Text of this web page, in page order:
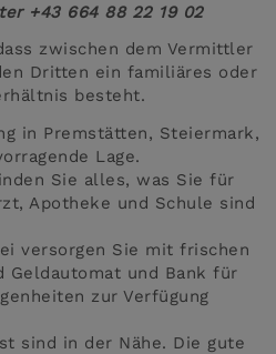
+43 664 88 22 19 02
zwischen dem Vermittler
Dritten ein familiäres oder
besteht.
in Premstätten, Steiermark,
Lage.
Sie alles, was Sie für
Apotheke und Schule sind
versorgen Sie mit frischen
Geldautomat und Bank für
zur Verfügung
sind in der Nähe. Die gute